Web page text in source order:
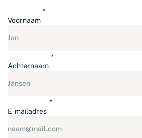
Voornaam
Achternaam
E-mailadres